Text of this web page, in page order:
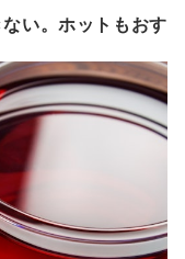
い。ホットもおす